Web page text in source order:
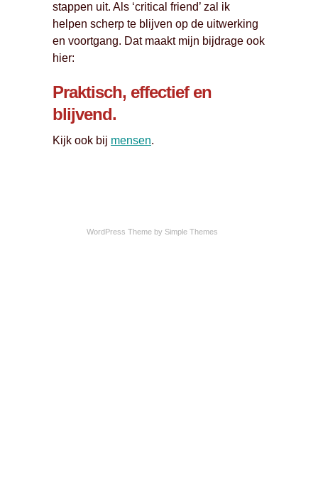
stappen uit. Als ‘critical friend’ zal ik
helpen scherp te blijven op de uitwerking
en voortgang. Dat maakt mijn bijdrage ook
hier:
Praktisch, effectief en
blijvend.
Kijk ook bij mensen.
WordPress Theme by Simple Themes